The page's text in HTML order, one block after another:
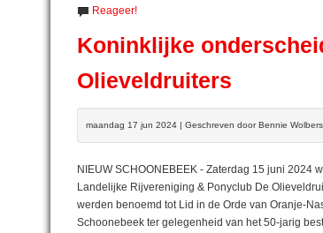
Reageer!
Koninklijke
Olieveldruiters
maandag 17 jun 2024 | Geschreven door Bennie Wolbers
NIEUW SCHOONEBEEK - Zaterdag 15 juni 2024
Landelijke Rijvereniging & Ponyclub De
werden benoemd tot Lid in de Orde van Oranje-
Schoonebeek ter gelegenheid van het 50-jarig